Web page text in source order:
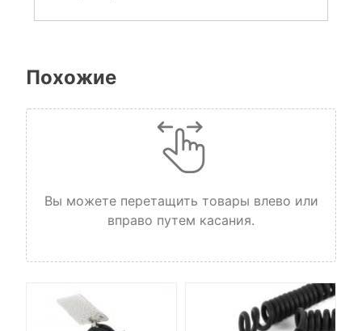
Похожие
Вы можете перетащить товары влево или
вправо путем касания.